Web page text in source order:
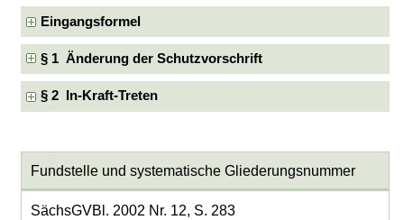
Eingangsformel
§ 1 Änderung der Schutzvorschrift
§ 2 In-Kraft-Treten
Fundstelle und systematische Gliederungsnummer
SächsGVBl. 2002 Nr. 12, S. 283